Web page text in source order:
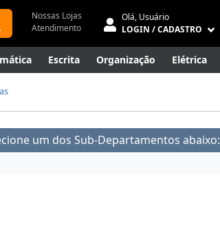
Nossas Lojas
Atendimento
Olá, Usuário
LOGIN / CADASTRO
Escrita Organização Elétrica
Rede
Luxo
Outlet
um dos Sub-Departamentos abaixo: